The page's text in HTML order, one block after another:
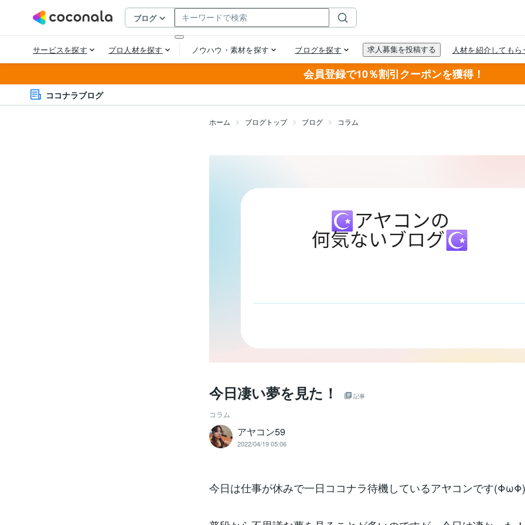
会員登録で10％割引クーポンを獲得！
ココナラブログ
ホーム ブログトップ ブログ コラム
今日凄い夢を見た！ 記事
コラム
アヤコン59
2022/04/19 05:06
今日は仕事が休みで一日ココナラ待機しているアヤコンです(ΦωΦ)